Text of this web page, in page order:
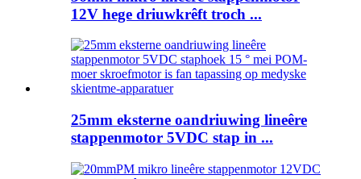
12V hege driuwkrêft troch ...
25mm eksterne oandriuwing lineêre
stappenmotor 5VDC stap in ...